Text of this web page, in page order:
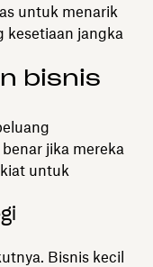
untuk menarik
kesetiaan jangka
bisnis
jika mereka
untuk
Bisnis kecil